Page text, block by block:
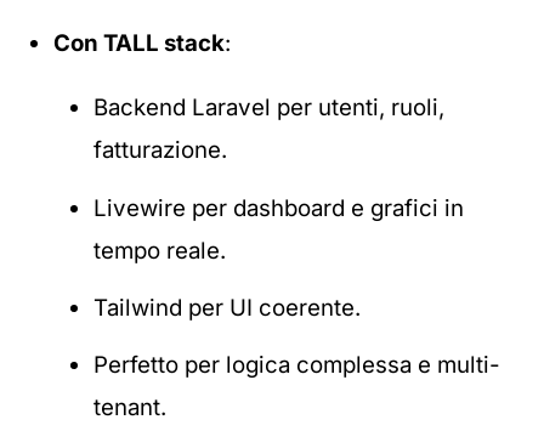
Con TALL stack:
Backend Laravel per utenti, ruoli,
fatturazione.
Livewire per dashboard e grafici in
tempo reale.
Tailwind per UI coerente.
Perfetto per logica complessa e multi-
tenant.